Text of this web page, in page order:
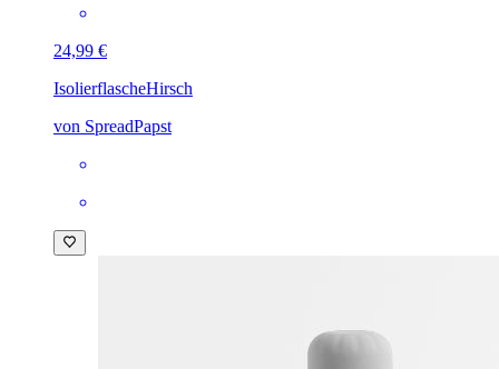
24,99 €
IsolierflascheHirsch
von SpreadPapst